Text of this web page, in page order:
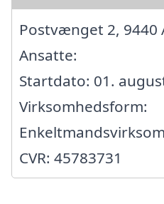
Postvænget 2, 9440
Ansatte:
Startdato: 01.
Virksomhedsform:
CVR: 45783731